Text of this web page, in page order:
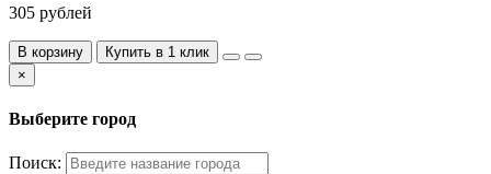
305 рублей
В корзину
Купить в 1 клик
×
Выберите город
Поиск: